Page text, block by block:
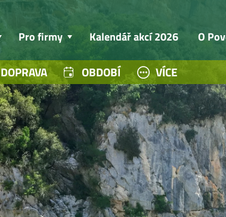
Pro firmy Kalendář akcí 2026 O
DOPRAVA OBDOBÍ VÍCE